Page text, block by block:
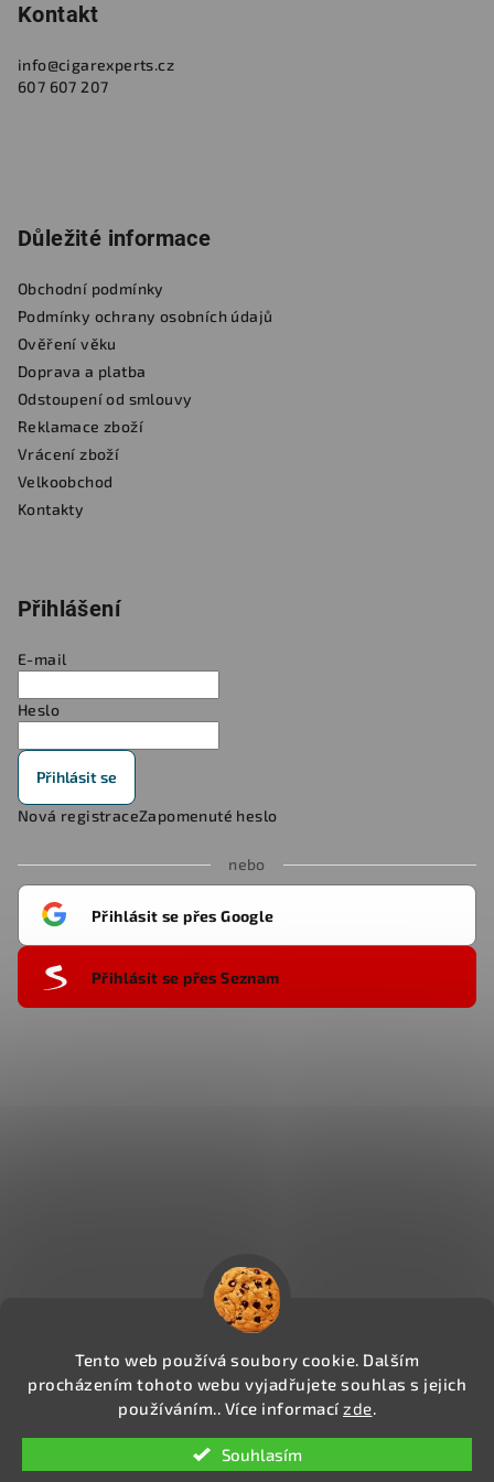
Tento web používá soubory cookie. Dalším
procházením tohoto webu vyjadřujete souhlas s jejich
používáním.. Více informací zde.
Souhlasím
Kontakt
info@cigarexperts.cz
607 607 207
Důležité informace
Obchodní podmínky
Podmínky ochrany osobních údajů
Ověření věku
Doprava a platba
Odstoupení od smlouvy
Reklamace zboží
Vrácení zboží
Velkoobchod
Kontakty
Přihlášení
E-mail
Heslo
Přihlásit se
Nová registraceZapomenuté heslo
nebo
Přihlásit se přes Google
Přihlásit se přes Seznam
CIGAREXPERTS.CZ
vyhrazena.Upravit nastavení cookies